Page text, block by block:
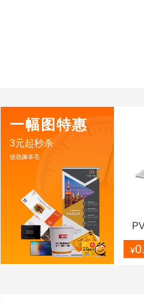
一幅图特惠
3元起秒杀
使劲薅羊毛
¥